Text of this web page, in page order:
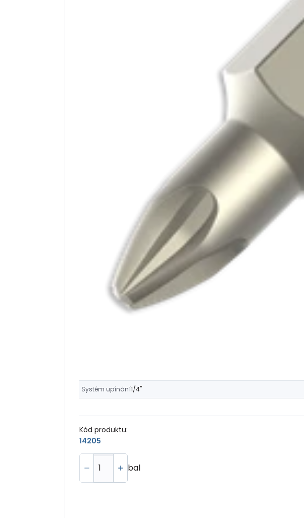
Systém upínání1/4"
Kód produktu:
14205
bal